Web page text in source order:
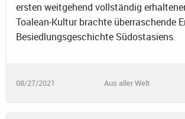
ersten weitgehend vollständig
Toalean-Kultur brachte überraschende
Besiedlungsgeschichte Südostasiens.
08/27/2021 Aus aller Welt